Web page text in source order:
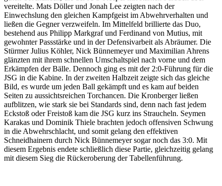
vereitelte. Mats Döller und Jonah Lee zeigten nach der
Einwechslung den gleichen Kampfgeist im Abwehrverhalten und
ließen die Gegner verzweifeln. Im Mittelfeld brillierte das Duo,
bestehend aus Philipp Markgraf und Ferdinand von Mutius, mit
gewohnter Passstärke und in der Defensivarbeit als Abräumer. Die
Stürmer Julius Köhler, Nick Bünnemeyer und Maximilian Ahrens
glänzten mit ihrem schnellen Umschaltspiel nach vorne und dem
Erkämpfen der Bälle. Dennoch ging es mit der 2:0-Führung für die
JSG in die Kabine. In der zweiten Halbzeit zeigte sich das gleiche
Bild, es wurde um jeden Ball gekämpft und es kam auf beiden
Seiten zu aussichtsreichen Torchancen. Die Kronberger ließen
aufblitzen, wie stark sie bei Standards sind, denn nach fast jedem
Eckstoß oder Freistoß kam die JSG kurz ins Straucheln. Seymen
Karakas und Dominik Thiele brachten jedoch offensiven Schwung
in die Abwehrschlacht, und somit gelang den effektiven
Schneidhainern durch Nick Bünnemeyer sogar noch das 3:0. Mit
diesem Ergebnis endete schließlich diese Partie, gleichzeitig gelang
mit diesem Sieg die Rückeroberung der Tabellenführung.